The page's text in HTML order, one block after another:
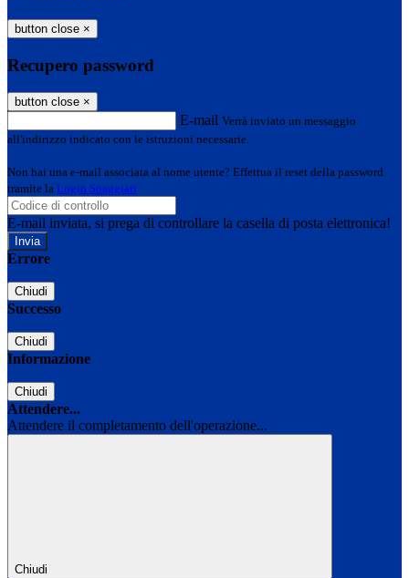
button close ×
Recupero password
button close ×
E-mail Verrà inviato un messaggio
all'indirizzo indicato con le istruzioni necessarie.
Non hai una e-mail associata al nome utente? Effettua il reset della password
tramite la Login Spaggiari
E-mail inviata, si prega di controllare la casella di posta elettronica!
Errore
Chiudi
Successo
Chiudi
Informazione
Chiudi
Attendere...
Attendere il completamento dell'operazione...
Chiudi